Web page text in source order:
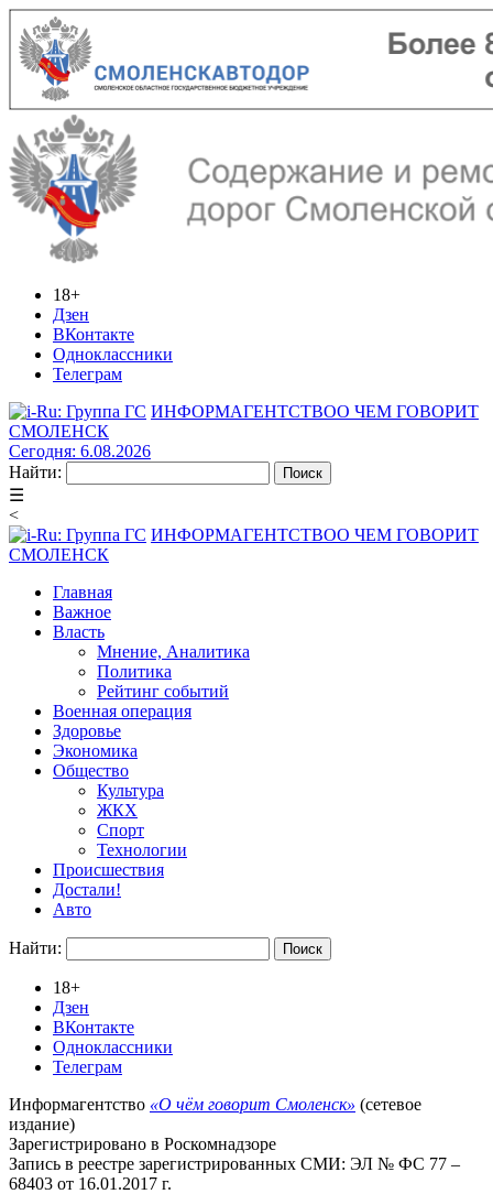
18+
Дзен
ВКонтакте
Одноклассники
Телеграм
ИНФОРМАГЕНТСТВОО ЧЕМ ГОВОРИТ
СМОЛЕНСК
Сегодня: 6.08.2026
Найти:
☰
<
ИНФОРМАГЕНТСТВОО ЧЕМ ГОВОРИТ
СМОЛЕНСК
Главная
Важное
Власть
Мнение, Аналитика
Политика
Рейтинг событий
Военная операция
Здоровье
Экономика
Общество
Культура
ЖКХ
Спорт
Технологии
Происшествия
Достали!
Авто
Найти:
18+
Дзен
ВКонтакте
Одноклассники
Телеграм
Информагентство «О чём говорит Смоленск» (сетевое
издание)
Зарегистрировано в Роскомнадзоре
Запись в реестре зарегистрированных СМИ: ЭЛ № ФС 77 –
68403 от 16.01.2017 г.